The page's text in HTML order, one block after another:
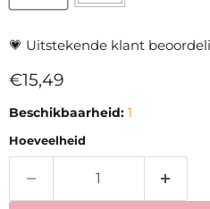
💗 Uitstekende klant
Huidige prijs
€15,49
Beschikbaarheid: 1
Hoeveelheid